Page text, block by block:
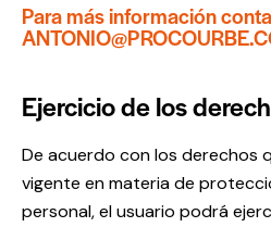
Para más información
Ejercicio de los
De acuerdo con los derechos
vigente en materia de
personal, el usuario podrá